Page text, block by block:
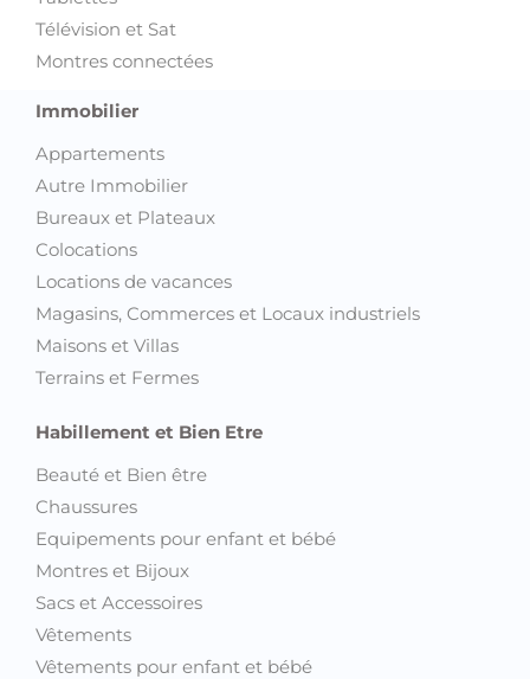
Télévision et Sat
Montres connectées
Immobilier
Appartements
Autre Immobilier
Bureaux et Plateaux
Colocations
Locations de vacances
Magasins, Commerces et Locaux industriels
Maisons et Villas
Terrains et Fermes
Habillement et Bien Etre
Beauté et Bien être
Chaussures
Equipements pour enfant et bébé
Montres et Bijoux
Sacs et Accessoires
Vêtements
Vêtements pour enfant et bébé